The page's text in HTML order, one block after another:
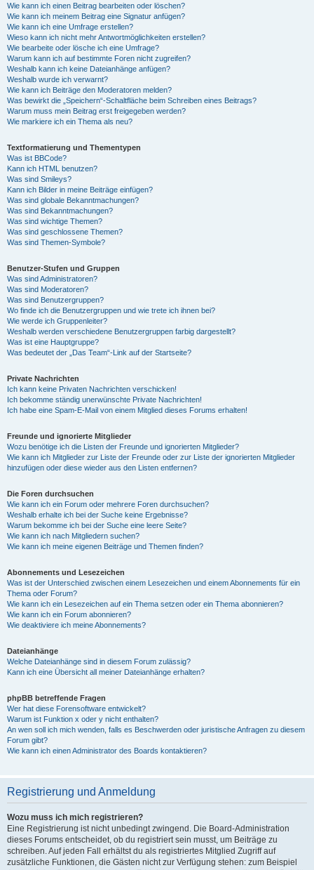
Wie kann ich einen Beitrag bearbeiten oder löschen?
Wie kann ich meinem Beitrag eine Signatur anfügen?
Wie kann ich eine Umfrage erstellen?
Wieso kann ich nicht mehr Antwortmöglichkeiten erstellen?
Wie bearbeite oder lösche ich eine Umfrage?
Warum kann ich auf bestimmte Foren nicht zugreifen?
Weshalb kann ich keine Dateianhänge anfügen?
Weshalb wurde ich verwarnt?
Wie kann ich Beiträge den Moderatoren melden?
Was bewirkt die „Speichern“-Schaltfläche beim Schreiben eines Beitrags?
Warum muss mein Beitrag erst freigegeben werden?
Wie markiere ich ein Thema als neu?
Textformatierung und Thementypen
Was ist BBCode?
Kann ich HTML benutzen?
Was sind Smileys?
Kann ich Bilder in meine Beiträge einfügen?
Was sind globale Bekanntmachungen?
Was sind Bekanntmachungen?
Was sind wichtige Themen?
Was sind geschlossene Themen?
Was sind Themen-Symbole?
Benutzer-Stufen und Gruppen
Was sind Administratoren?
Was sind Moderatoren?
Was sind Benutzergruppen?
Wo finde ich die Benutzergruppen und wie trete ich ihnen bei?
Wie werde ich Gruppenleiter?
Weshalb werden verschiedene Benutzergruppen farbig dargestellt?
Was ist eine Hauptgruppe?
Was bedeutet der „Das Team“-Link auf der Startseite?
Private Nachrichten
Ich kann keine Privaten Nachrichten verschicken!
Ich bekomme ständig unerwünschte Private Nachrichten!
Ich habe eine Spam-E-Mail von einem Mitglied dieses Forums erhalten!
Freunde und ignorierte Mitglieder
Wozu benötige ich die Listen der Freunde und ignorierten Mitglieder?
Wie kann ich Mitglieder zur Liste der Freunde oder zur Liste der ignorierten Mitglieder
hinzufügen oder diese wieder aus den Listen entfernen?
Die Foren durchsuchen
Wie kann ich ein Forum oder mehrere Foren durchsuchen?
Weshalb erhalte ich bei der Suche keine Ergebnisse?
Warum bekomme ich bei der Suche eine leere Seite?
Wie kann ich nach Mitgliedern suchen?
Wie kann ich meine eigenen Beiträge und Themen finden?
Abonnements und Lesezeichen
Was ist der Unterschied zwischen einem Lesezeichen und einem Abonnements für ein
Thema oder Forum?
Wie kann ich ein Lesezeichen auf ein Thema setzen oder ein Thema abonnieren?
Wie kann ich ein Forum abonnieren?
Wie deaktiviere ich meine Abonnements?
Dateianhänge
Welche Dateianhänge sind in diesem Forum zulässig?
Kann ich eine Übersicht all meiner Dateianhänge erhalten?
phpBB betreffende Fragen
Wer hat diese Forensoftware entwickelt?
Warum ist Funktion x oder y nicht enthalten?
An wen soll ich mich wenden, falls es Beschwerden oder juristische Anfragen zu diesem
Forum gibt?
Wie kann ich einen Administrator des Boards kontaktieren?
Registrierung und Anmeldung
Wozu muss ich mich registrieren?
Eine Registrierung ist nicht unbedingt zwingend. Die Board-Administration
dieses Forums entscheidet, ob du registriert sein musst, um Beiträge zu
schreiben. Auf jeden Fall erhältst du als registriertes Mitglied Zugriff auf
zusätzliche Funktionen, die Gästen nicht zur Verfügung stehen: zum Beispiel